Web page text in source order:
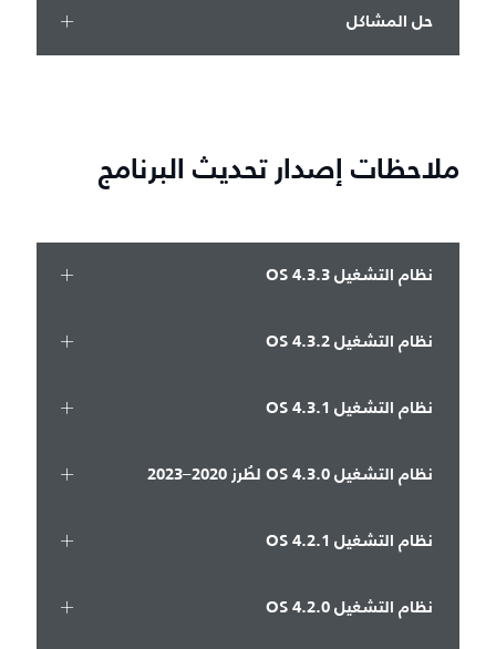
حل المشاكل
ملاحظات إصدار تحديث البرنامج
نظام التشغيل OS 4.3.3
نظام التشغيل OS 4.3.2
نظام التشغيل OS 4.3.1
نظام التشغيل OS 4.3.0 لطُرز 2020–2023
نظام التشغيل OS 4.2.1
نظام التشغيل OS 4.2.0